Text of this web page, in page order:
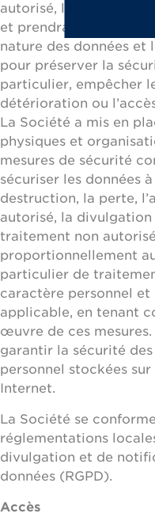
autorisé, la
et prendra toutes les
nature des données et
pour préserver la
particulier, empêcher
détérioration ou
La Société a mis en
physiques et
mesures de sécurité
sécuriser les données
destruction, la perte,
autorisé, la
traitement non
proportionnellement
particulier de
caractère personnel
applicable, en tenant
œuvre de ces
garantir la sécurité
personnel stockées
Internet.
La Société se
réglementations
divulgation et de
données (RGPD).
Accès